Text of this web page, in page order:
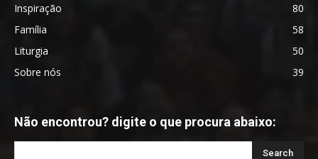
Inspiração
80
Família
58
Liturgia
50
Sobre nós
39
Não encontrou? digite o que procura abaixo: